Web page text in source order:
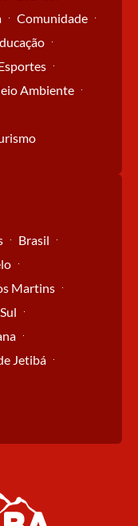
Comunidade
Ambiente
Brasil
Martins
Jetibá